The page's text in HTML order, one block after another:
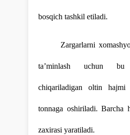
bosqich tashkil etiladi.
Zargarlarni xomashyo
ta’minlash uchun
chiqariladigan oltin
tonnaga oshiriladi. Barcha
zaxirasi yaratiladi.